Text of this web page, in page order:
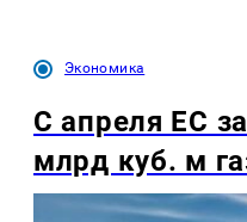
Экономика
С апреля ЕС
млрд куб. м